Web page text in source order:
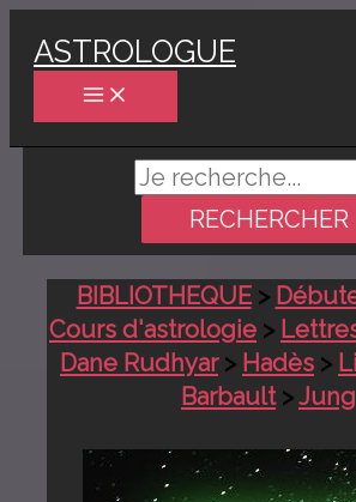
au
contenu
ASTROLOGUE
Rechercher :
BIBLIOTHEQUE>
Cours d'astrologie >
Dane Rudhyar> Hadès >
Barbault>Jung